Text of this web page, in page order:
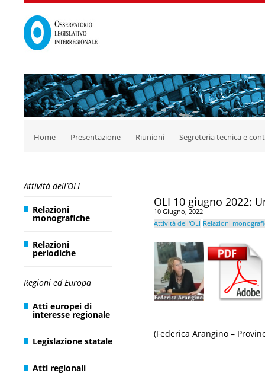
Home Presentazione Riunioni Segreteria tecnica e
Attività dell’OLI
Relazioni
monografiche
Relazioni
periodiche
Regioni ed Europa
Atti europei di
interesse regionale
Legislazione statale
Atti regionali
OLI 10 giugno 2022:
10 Giugno, 2022
Attività dell'OLI Relazioni
(Federica Arangino –